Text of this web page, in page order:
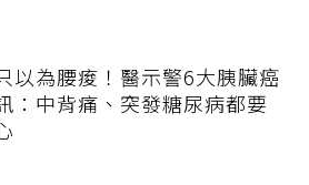
以為腰痠！醫示警6大胰臟癌
：中背痛、突發糖尿病都要